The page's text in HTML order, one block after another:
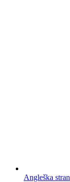
Angleška stran